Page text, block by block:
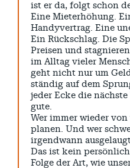
ist er da, folgt schon
Eine Mieterhöhung.
Handyvertrag. Eine
Ein Rückschlag. Die
Preisen und
im Alltag vieler
geht nicht nur um
ständig auf dem
jeder Ecke die
gute.
Wer immer wieder
planen. Und wer
irgendwann
Das ist kein
Folge der Art, wie